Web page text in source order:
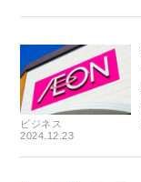
ビジネス
2024.12.23